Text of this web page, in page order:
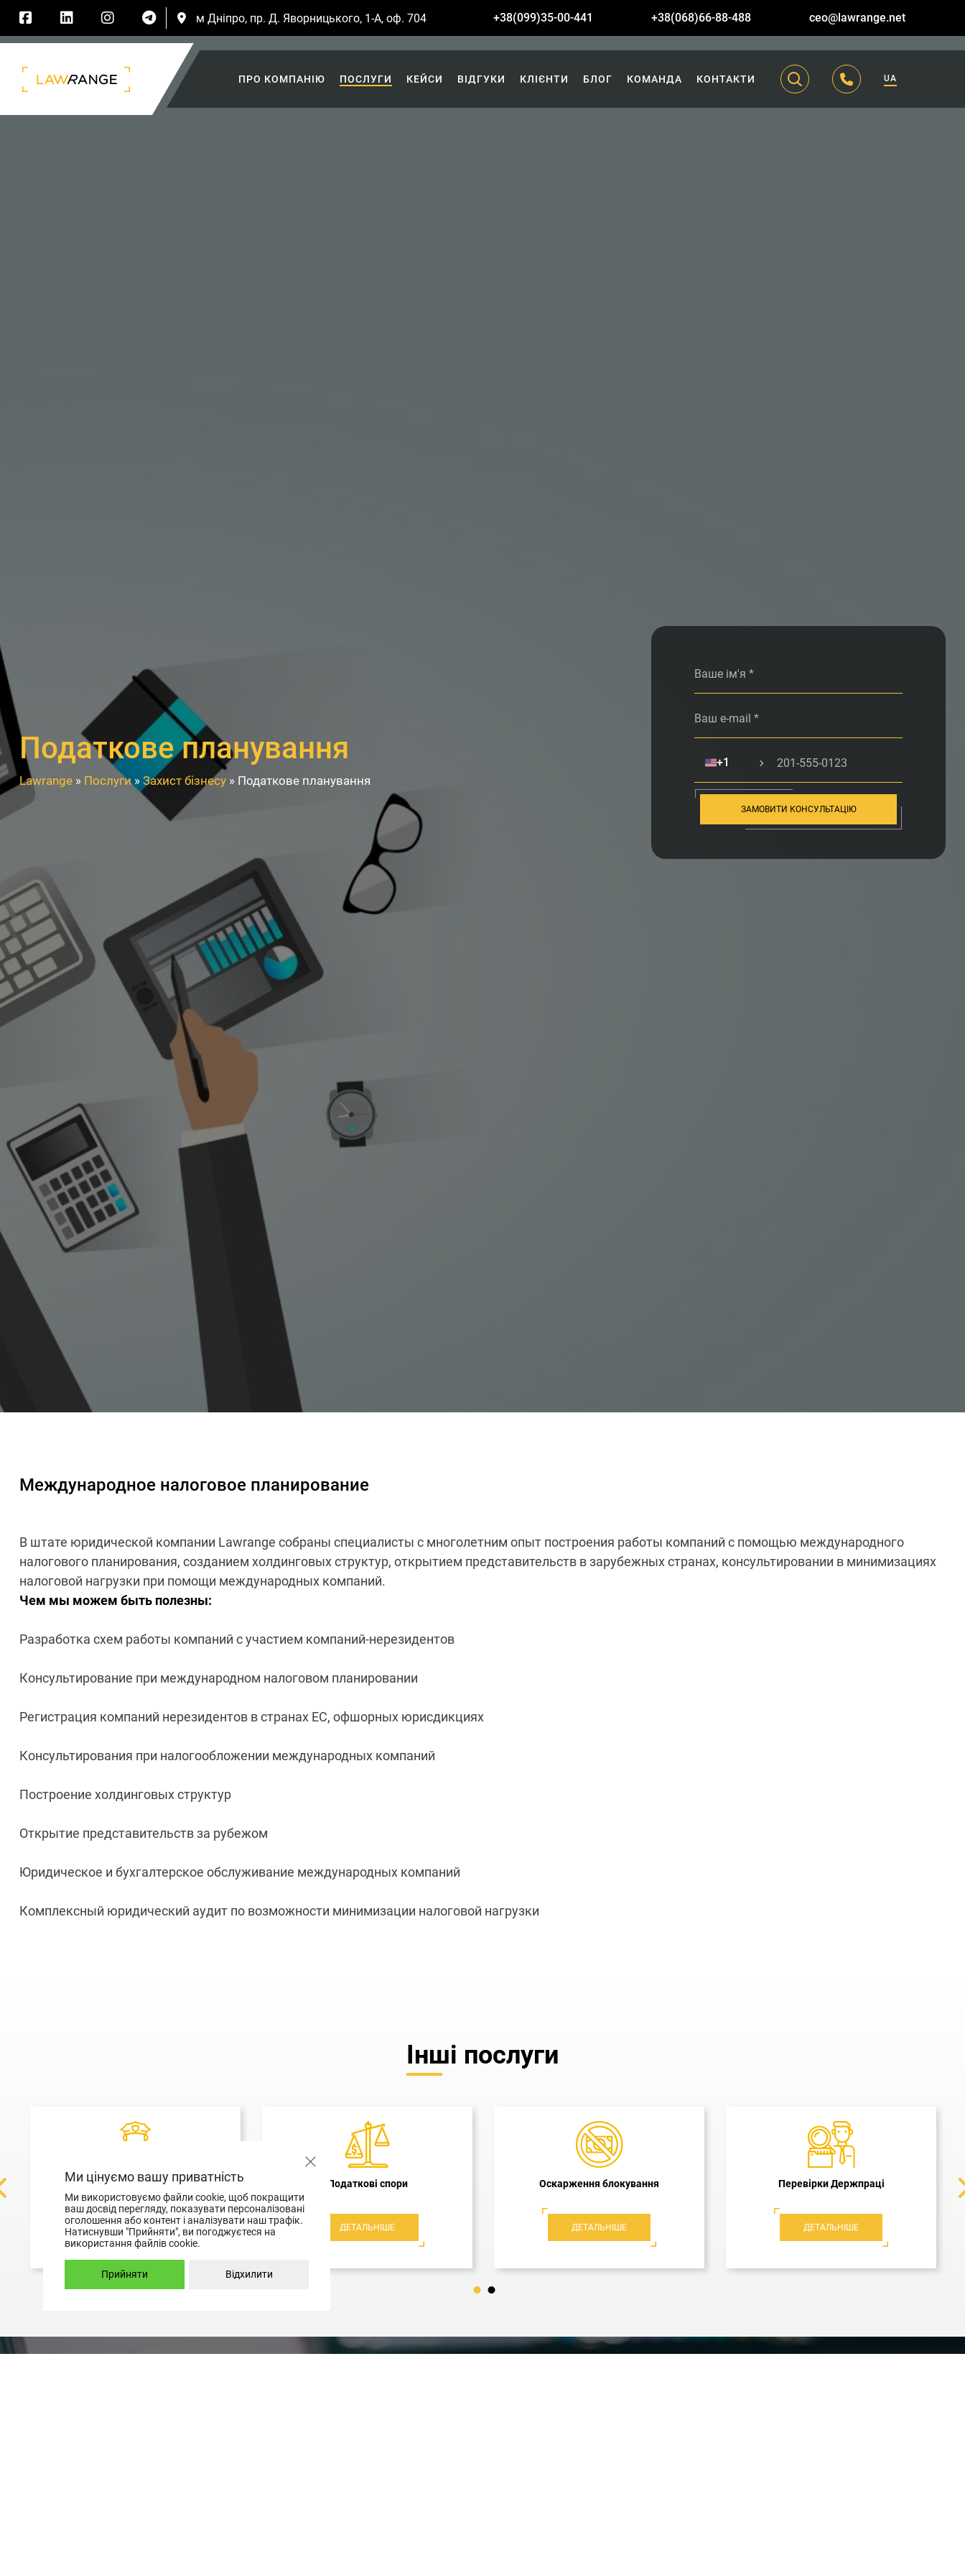
м Дніпро, пр. Д. Яворницького, 1-А, оф. 704 +38(099)35-00-441 +38(068)66-88-488 ceo@lawrange.net
ПРО КОМПАНІЮ ПОСЛУГИ КЕЙСИ ВІДГУКИ КЛІЄНТИ БЛОГ КОМАНДА КОНТАКТИ UA
Податкове планування
Lawrange » Послуги» Захист бізнесу » Податкове планування
🇺🇸+1
ЗАМОВИТИ КОНСУЛЬТАЦІЮ
Международное налоговое планирование
В штате юридической компании Lawrange собраны специалисты с многолетним опыт построения работы компаний с помощью международного
налогового планирования, созданием холдинговых структур, открытием представительств в зарубежных странах, консультировании в минимизациях
налоговой нагрузки при помощи международных компаний.
Чем мы можем быть полезны:
Разработка схем работы компаний с участием компаний-нерезидентов
Консультирование при международном налоговом планировании
Регистрация компаний нерезидентов в странах ЕС, офшорных юрисдикциях
Консультирования при налогообложении международных компаний
Построение холдинговых структур
Открытие представительств за рубежом
Юридическое и бухгалтерское обслуживание международных компаний
Комплексный юридический аудит по возможности минимизации налоговой нагрузки
Інші послуги
Оскарження блокування
ДЕТАЛЬНІШЕ
Перевірки Держпраці
ДЕТАЛЬНІШЕ
Податкове планування
ДЕТАЛЬНІШЕ
Захист бізнесу
ДЕТАЛЬНІШЕ
Ми цінуємо вашу приватність
Ми використовуємо файли cookie, щоб покращити
ваш досвід перегляду, показувати персоналізовані
оголошення або контент і аналізувати наш трафік.
Натиснувши "Прийняти", ви погоджуєтеся на
використання файлів cookie.
Прийняти Відхилити